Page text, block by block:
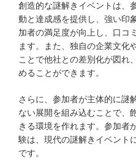
創造的な謎解きイベントは、
動と達成感を提供し、強い印
加者の満足度が向上し、口コ
ます。また、独自の企業文化
ことで他社との差別化が図れ
めることができます。
さらに、参加者が主体的に謎
ない展開を組み込むことで、
きる環境を作れます。参加者
験は、現代の謎解きイベント
です。